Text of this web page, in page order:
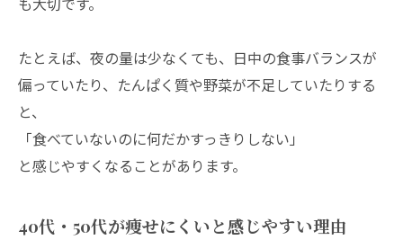
たとえば、夜の量は少なくても、日中の食事バランスが
偏っていたり、たんぱく質や野菜が不足していたりする
と、
「食べていないのに何だかすっきりしない」
と感じやすくなることがあります。
40代・50代が痩せにくいと感じやすい理由